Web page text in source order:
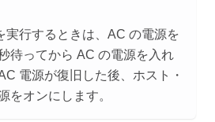
実行するときは、AC の電源を
待ってから AC の電源を入れ
電源が復旧した後、ホスト・
をオンにします。